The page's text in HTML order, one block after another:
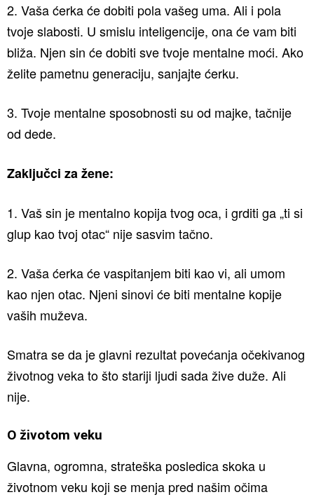
2. Vaša ćerka će dobiti pola vašeg uma. Ali i pola
tvoje slabosti. U smislu inteligencije, ona će vam biti
bliža. Njen sin će dobiti sve tvoje mentalne moći. Ako
želite pametnu generaciju, sanjajte ćerku.
3. Tvoje mentalne sposobnosti su od majke, tačnije
od dede.
Zaključci za žene:
1. Vaš sin je mentalno kopija tvog oca, i grditi ga „ti si
glup kao tvoj otac“ nije sasvim tačno.
2. Vaša ćerka će vaspitanjem biti kao vi, ali umom
kao njen otac. Njeni sinovi će biti mentalne kopije
vaših muževa.
Smatra se da je glavni rezultat povećanja očekivanog
životnog veka to što stariji ljudi sada žive duže. Ali
nije.
O životom veku
Glavna, ogromna, strateška posledica skoka u
životnom veku koji se menja pred našim očima